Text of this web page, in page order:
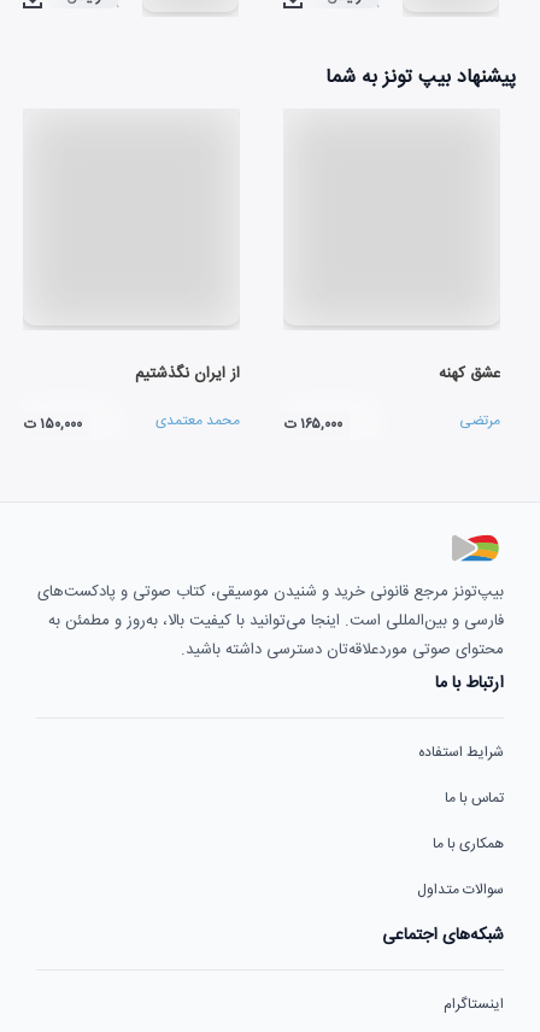
پیشنهاد بیپ تونز به شما
عشق کهنه
مرتضی ۱۶۵,۰۰۰ ت
از ایران نگذشتیم
محمد معتمدی ۱۵۰,۰۰۰ ت
بیپ‌تونز مرجع قانونی خرید و شنیدن موسیقی، کتاب صوتی و پادکست‌های
فارسی و بین‌المللی است. اینجا می‌توانید با کیفیت بالا، به‌روز و مطمئن به
محتوای صوتی موردعلاقه‌تان دسترسی داشته باشید.
ارتباط با ما
شرایط استفاده
تماس با ما
همکاری با ما
سوالات متداول
شبکه‌های اجتماعی
اینستاگرام